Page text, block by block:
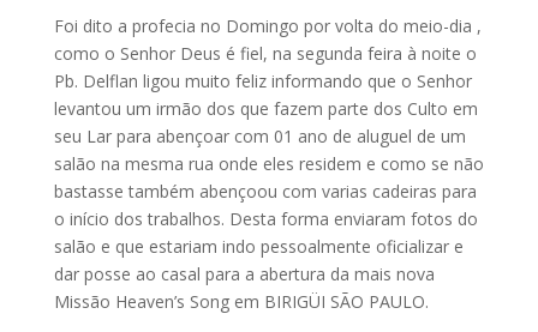
Foi dito a profecia no Domingo por volta do meio-dia ,
como o Senhor Deus é fiel, na segunda feira à noite o
Pb. Delflan ligou muito feliz informando que o Senhor
levantou um irmão dos que fazem parte dos Culto em
seu Lar para abençoar com 01 ano de aluguel de um
salão na mesma rua onde eles residem e como se não
bastasse também abençoou com varias cadeiras para
o início dos trabalhos. Desta forma enviaram fotos do
salão e que estariam indo pessoalmente oficializar e
dar posse ao casal para a abertura da mais nova
Missão Heaven’s Song em BIRIGÜI SÃO PAULO.